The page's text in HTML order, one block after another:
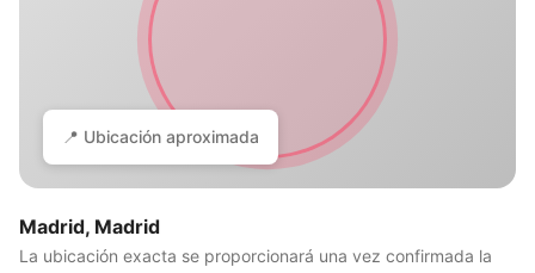
📍 Ubicación aproximada
Madrid, Madrid
La ubicación exacta se proporcionará una vez confirmada la